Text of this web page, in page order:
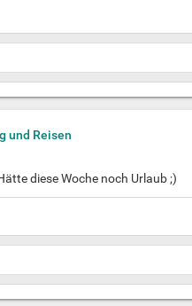
und Reisen
diese Woche noch Urlaub ;)